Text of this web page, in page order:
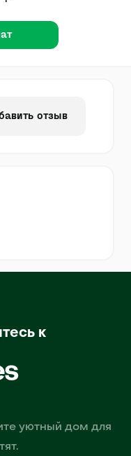
отзыв
к
уютный дом для